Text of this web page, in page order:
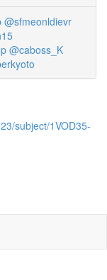
@sfmeonldievr
@caboss_K
subject/1VOD35-